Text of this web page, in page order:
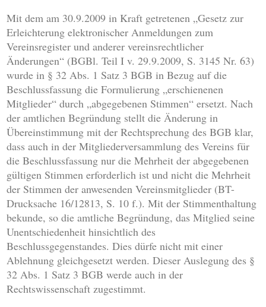
Mit dem am 30.9.2009 in Kraft getretenen „Gesetz zur
Erleichterung elektronischer Anmeldungen zum
Vereinsregister und anderer vereinsrechtlicher
Änderungen“ (BGBl. Teil I v. 29.9.2009, S. 3145 Nr. 63)
wurde in § 32 Abs. 1 Satz 3 BGB in Bezug auf die
Beschlussfassung die Formulierung „erschienenen
Mitglieder“ durch „abgegebenen Stimmen“ ersetzt. Nach
der amtlichen Begründung stellt die Änderung in
Übereinstimmung mit der Rechtsprechung des BGB klar,
dass auch in der Mitgliederversammlung des Vereins für
die Beschlussfassung nur die Mehrheit der abgegebenen
gültigen Stimmen erforderlich ist und nicht die Mehrheit
der Stimmen der anwesenden Vereinsmitglieder (BT-
Drucksache 16/12813, S. 10 f.). Mit der Stimmenthaltung
bekunde, so die amtliche Begründung, das Mitglied seine
Unentschiedenheit hinsichtlich des
Beschlussgegenstandes. Dies dürfe nicht mit einer
Ablehnung gleichgesetzt werden. Dieser Auslegung des §
32 Abs. 1 Satz 3 BGB werde auch in der
Rechtswissenschaft zugestimmt.